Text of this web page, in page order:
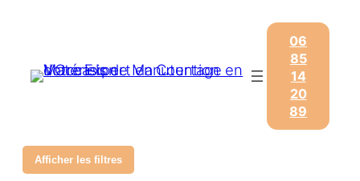
06
85
14
20
89
Afficher les filtres